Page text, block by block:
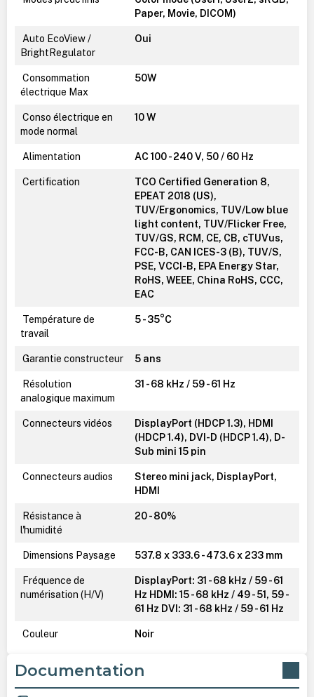
Paper, Movie, DICOM)
Auto EcoView /
BrightRegulator
Oui
Consommation
électrique Max
50W
Conso électrique en
mode normal
10 W
Alimentation AC 100 - 240 V, 50 / 60 Hz
Certification
TCO Certified Generation 8,
EPEAT 2018 (US),
TUV/Ergonomics, TUV/Low blue
light content, TUV/Flicker Free,
TUV/GS, RCM, CE, CB, cTUVus,
FCC-B, CAN ICES-3 (B), TUV/S,
PSE, VCCI-B, EPA Energy Star,
RoHS, WEEE, China RoHS, CCC,
EAC
Température de
travail
5 - 35°C
Garantie constructeur 5 ans
Résolution
analogique maximum
31 - 68 kHz / 59 - 61 Hz
Connecteurs vidéos
DisplayPort (HDCP 1.3), HDMI
(HDCP 1.4), DVI-D (HDCP 1.4), D-
Sub mini 15 pin
Connecteurs audios
Stereo mini jack, DisplayPort,
HDMI
Résistance à
l'humidité
20 - 80%
Dimensions Paysage 537.8 x 333.6 - 473.6 x 233 mm
Fréquence de
numérisation (H/V)
DisplayPort: 31 - 68 kHz / 59 - 61
Hz HDMI: 15 - 68 kHz / 49 - 51, 59 -
61 Hz DVI: 31 - 68 kHz / 59 - 61 Hz
Couleur Noir
Documentation